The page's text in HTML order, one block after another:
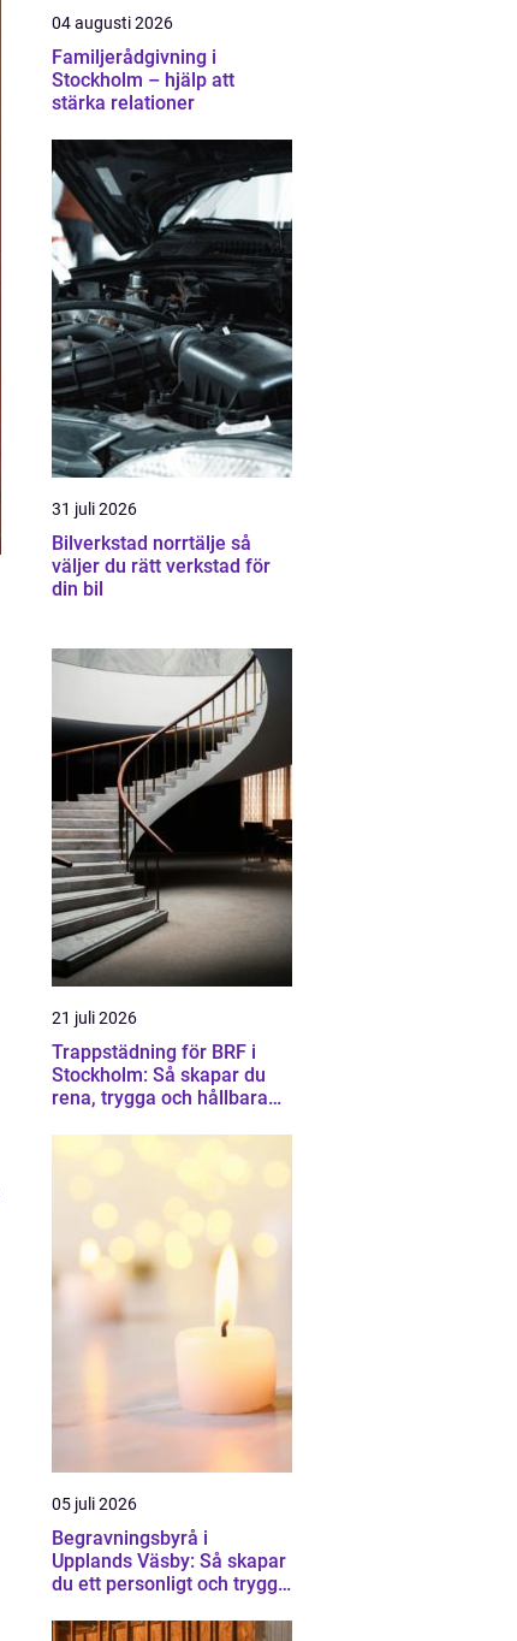
04 augusti 2026
Familjerådgivning i
Stockholm – hjälp att
stärka relationer
31 juli 2026
Bilverkstad norrtälje så
väljer du rätt verkstad för
din bil
21 juli 2026
Trappstädning för BRF i
Stockholm: Så skapar du
rena, trygga och hållbara
05 juli 2026
Begravningsbyrå i
Upplands Väsby: Så skapar
du ett personligt och tryggt